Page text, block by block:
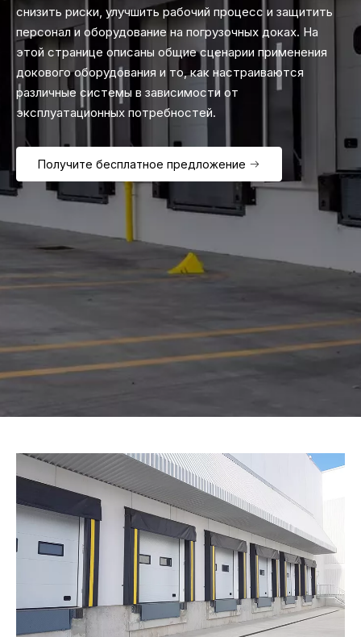
снизить риски, улучшить рабочий процесс и защитить
персонал и оборудование на погрузочных доках. На
этой странице описаны общие сценарии применения
докового оборудования и то, как настраиваются
различные системы в зависимости от
эксплуатационных потребностей.
Получите бесплатное предложение